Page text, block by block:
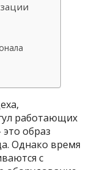
работающих
образ
Однако время
с